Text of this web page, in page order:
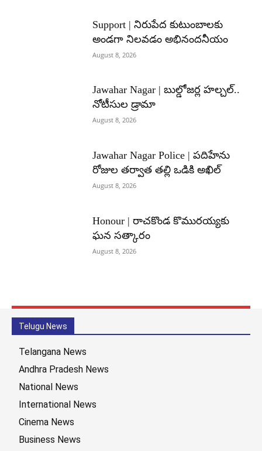
Support | నిరుపేద కుటుంబాలకు
అండగా నిలవడం అభినందనీయం
August 8, 2026
Jawahar Nagar | బుల్డోజర్ల హల్చల్..
నోటీసుల డ్రామా
August 8, 2026
Jawahar Nagar Police | పదిహేను
రోజుల తర్వాత తల్లి ఒడికి అఖిల్
August 8, 2026
Honour | రాచకొండ కొమురయ్యకు
ఘన సత్కారం
August 8, 2026
Telugu News
Telangana News
Andhra Pradesh News
National News
International News
Cinema News
Business News